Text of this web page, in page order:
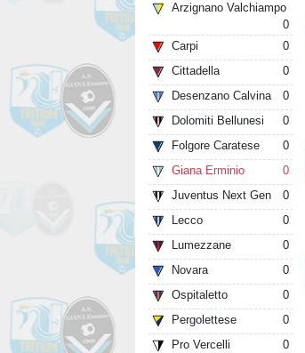
Arzignano Valchiampo
0
Carpi
0
Cittadella
0
Desenzano Calvina
0
Dolomiti Bellunesi
0
Folgore Caratese
0
Giana Erminio
0
Juventus Next Gen
0
Lecco
0
Lumezzane
0
Novara
0
Ospitaletto
0
Pergolettese
0
Pro Vercelli
0